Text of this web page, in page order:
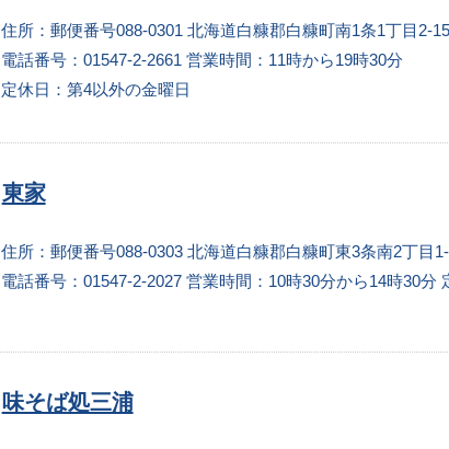
住所：郵便番号088-0301 北海道白糠郡白糠町南1条1丁目2-15
電話番号：01547-2-2661 営業時間：11時から19時30分
定休日：第4以外の金曜日
東家
住所：郵便番号088-0303 北海道白糠郡白糠町東3条南2丁目
電話番号：01547-2-2027 営業時間：10時30分から14時30分
味そば処三浦